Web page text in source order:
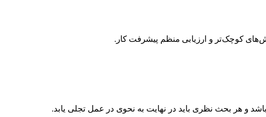
کوچک‌تر و ارزیابی منظم پیشرفت کار.
و هر بحث نظری باید در نهایت به نحوی در عمل تجلی یابد.